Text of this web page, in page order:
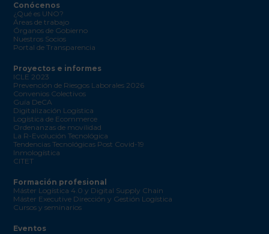
Conócenos
¿Qué es UNO?
Áreas de trabajo
Órganos de Gobierno
Nuestros Socios
Portal de Transparencia
Proyectos e informes
ICLE 2023
Prevención de Riesgos Laborales 2026
Convenios Colectivos
Guía DeCA
Digitalización Logística
Logística de Ecommerce
Ordenanzas de movilidad
La R-Evolución Tecnológica
Tendencias Tecnológicas Post Covid-19
Inmologística
CITET
Formación profesional
Máster Logística 4.0 y Digital Supply Chain
Máster Executive Dirección y Gestión Logística
Cursos y seminarios
Eventos